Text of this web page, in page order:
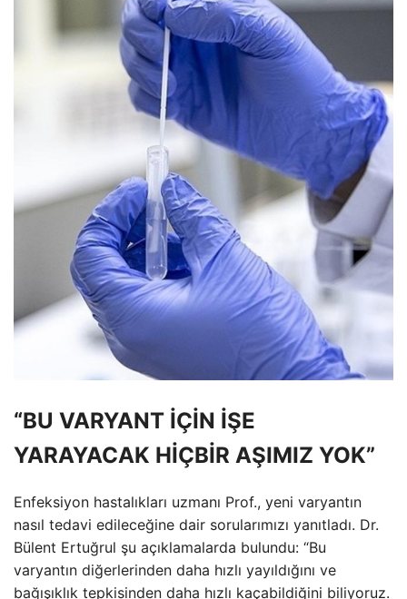
“BU VARYANT İÇİN İŞE
YARAYACAK HİÇBİR AŞIMIZ YOK”
Enfeksiyon hastalıkları uzmanı Prof., yeni varyantın
nasıl tedavi edileceğine dair sorularımızı yanıtladı. Dr.
Bülent Ertuğrul şu açıklamalarda bulundu: “Bu
varyantın diğerlerinden daha hızlı yayıldığını ve
bağışıklık tepkisinden daha hızlı kaçabildiğini biliyoruz.